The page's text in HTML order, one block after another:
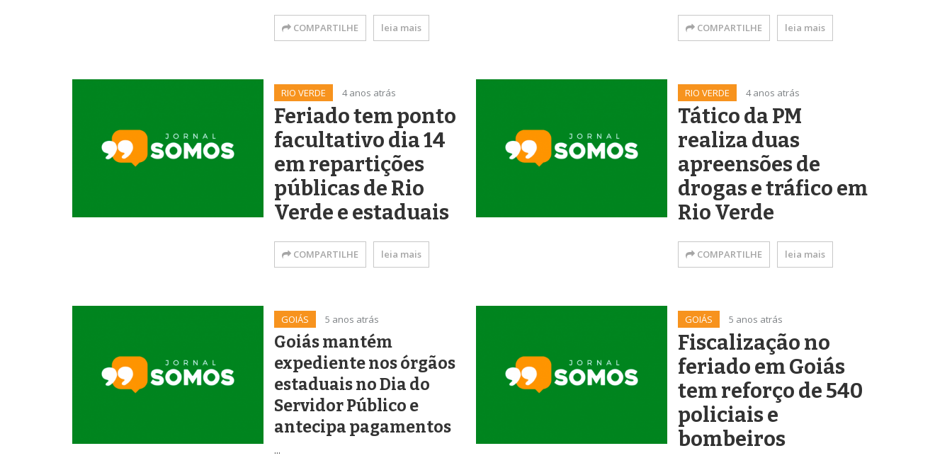
COMPARTILHE leia mais COMPARTILHE leia mais
RIO VERDE 4 anos atrás
Feriado tem ponto
facultativo dia 14
em repartições
públicas de Rio
Verde e estaduais
COMPARTILHE leia mais
RIO VERDE 4 anos atrás
Tático da PM
realiza duas
apreensões de
drogas e tráfico em
Rio Verde
COMPARTILHE leia mais
GOIÁS 5 anos atrás
Goiás mantém
expediente nos órgãos
estaduais no Dia do
Servidor Público e
antecipa pagamentos
...
GOIÁS 5 anos atrás
Fiscalização no
feriado em Goiás
tem reforço de 540
policiais e
bombeiros